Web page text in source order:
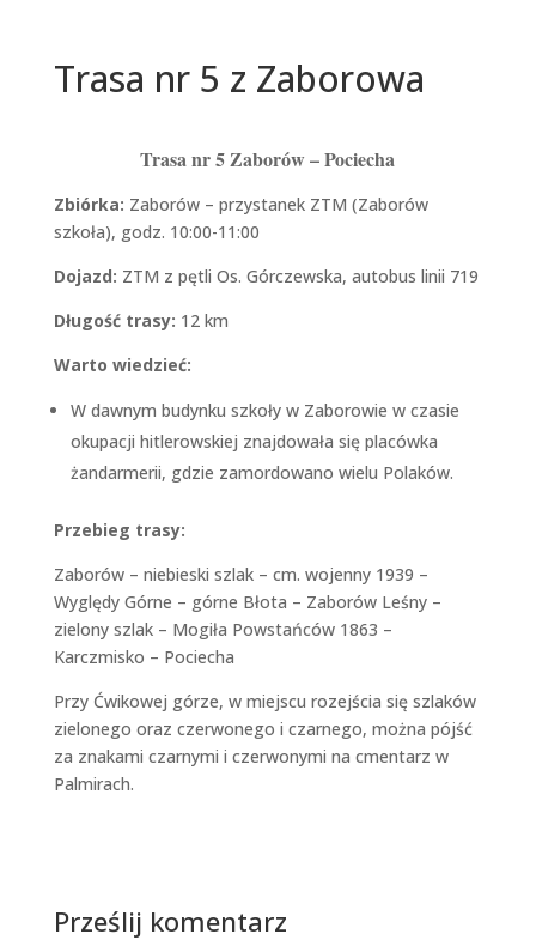
Trasa nr 5 z Zaborowa
Trasa nr 5 Zaborów – Pociecha
Zbiórka: Zaborów – przystanek ZTM (Zaborów
szkoła), godz. 10:00-11:00
Dojazd: ZTM z pętli Os. Górczewska, autobus linii 719
Długość trasy: 12 km
Warto wiedzieć:
W dawnym budynku szkoły w Zaborowie w czasie
okupacji hitlerowskiej znajdowała się placówka
żandarmerii, gdzie zamordowano wielu Polaków.
Przebieg trasy:
Zaborów – niebieski szlak – cm. wojenny 1939 –
Wyględy Górne – górne Błota – Zaborów Leśny –
zielony szlak – Mogiła Powstańców 1863 –
Karczmisko – Pociecha
Przy Ćwikowej górze, w miejscu rozejścia się szlaków
zielonego oraz czerwonego i czarnego, można pójść
za znakami czarnymi i czerwonymi na cmentarz w
Palmirach.
Prześlij komentarz